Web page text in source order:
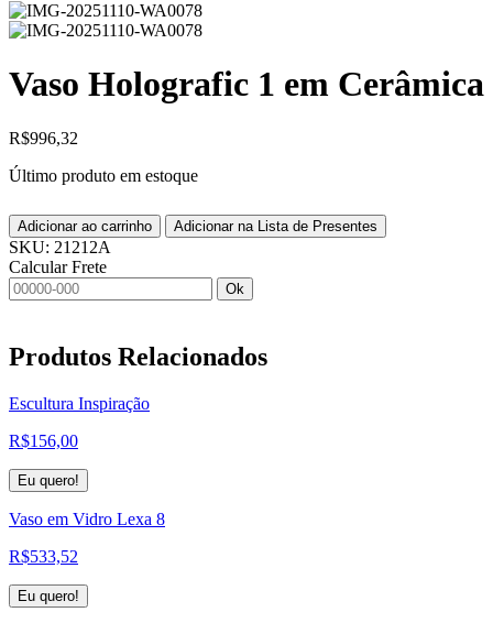
Vaso Holografic 1 em Cerâmica
R$996,32
Último produto em estoque
Adicionar ao carrinho Adicionar na Lista de Presentes
SKU: 21212A
Calcular Frete
Ok
Produtos Relacionados
Escultura Inspiração
R$156,00
Eu quero!
Vaso em Vidro Lexa 8
R$533,52
Eu quero!